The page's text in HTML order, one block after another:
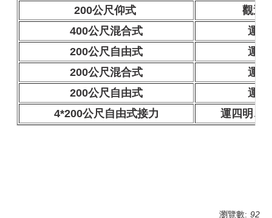
200公尺仰式
觀運
400公尺混合式
運四
200公尺自由式
運四
200公尺混合式
運四
200公尺自由式
運四
4*200公尺自由式接力
運四明、
瀏覽數: 92